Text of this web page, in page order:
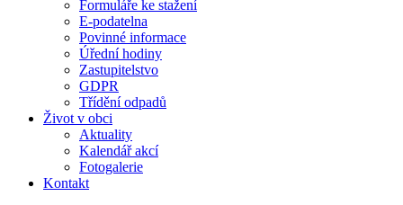
Formuláře ke stažení
E-podatelna
Povinné informace
Úřední hodiny
Zastupitelstvo
GDPR
Třídění odpadů
Život v obci
Aktuality
Kalendář akcí
Fotogalerie
Kontakt